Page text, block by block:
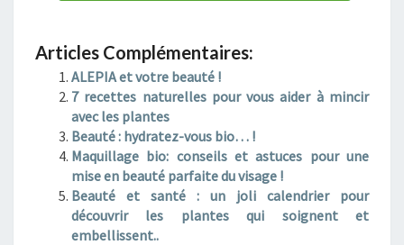
Articles Complémentaires:
ALEPIA et votre beauté !
7 recettes naturelles pour vous aider à mincir
avec les plantes
Beauté : hydratez-vous bio… !
Maquillage bio: conseils et astuces pour une
mise en beauté parfaite du visage !
Beauté et santé : un joli calendrier pour
découvrir les plantes qui soignent et
embellissent..